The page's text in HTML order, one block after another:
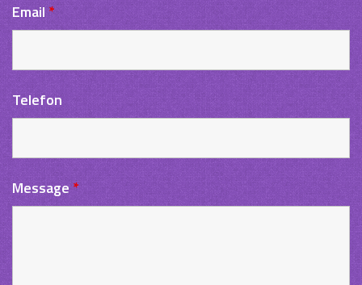
Email *
Telefon
Message *